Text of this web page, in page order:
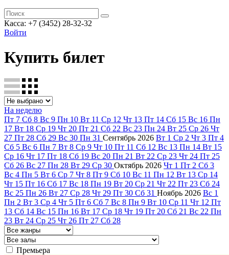
Касса: +7 (3452) 28-32-32
Войти
Купить билет
На неделю
Пт 7 Сб 8 Вс 9 Пн 10 Вт 11 Ср 12 Чт 13 Пт 14 Сб 15 Вс 16 Пн
17 Вт 18 Ср 19 Чт 20 Пт 21 Сб 22 Вс 23 Пн 24 Вт 25 Ср 26 Чт
27 Пт 28 Сб 29 Вс 30 Пн 31 Сентябрь 2026 Вт 1 Ср 2 Чт 3 Пт 4
Сб 5 Вс 6 Пн 7 Вт 8 Ср 9 Чт 10 Пт 11 Сб 12 Вс 13 Пн 14 Вт 15
Ср 16 Чт 17 Пт 18 Сб 19 Вс 20 Пн 21 Вт 22 Ср 23 Чт 24 Пт 25
Сб 26 Вс 27 Пн 28 Вт 29 Ср 30 Октябрь 2026 Чт 1 Пт 2 Сб 3
Вс 4 Пн 5 Вт 6 Ср 7 Чт 8 Пт 9 Сб 10 Вс 11 Пн 12 Вт 13 Ср 14
Чт 15 Пт 16 Сб 17 Вс 18 Пн 19 Вт 20 Ср 21 Чт 22 Пт 23 Сб 24
Вс 25 Пн 26 Вт 27 Ср 28 Чт 29 Пт 30 Сб 31 Ноябрь 2026 Вс 1
Пн 2 Вт 3 Ср 4 Чт 5 Пт 6 Сб 7 Вс 8 Пн 9 Вт 10 Ср 11 Чт 12 Пт
13 Сб 14 Вс 15 Пн 16 Вт 17 Ср 18 Чт 19 Пт 20 Сб 21 Вс 22 Пн
23 Вт 24 Ср 25 Чт 26 Пт 27 Сб 28
Премьера